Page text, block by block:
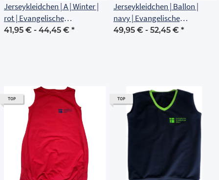
Jerseykleidchen | A | Winter |
rot | Evangelische
Grundschule Erfurt
41,95 € - 44,45 € *
Jerseykleidchen | Ballon |
navy | Evangelische
Grundschule Erfurt
49,95 € - 52,45 € *
TOP TOP